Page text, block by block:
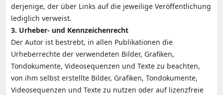
derjenige, der über Links auf die jeweilige Veröffentlichung
lediglich verweist.
3. Urheber- und Kennzeichenrecht
Der Autor ist bestrebt, in allen Publikationen die
Urheberrechte der verwendeten Bilder, Grafiken,
Tondokumente, Videosequenzen und Texte zu beachten,
von ihm selbst erstellte Bilder, Grafiken, Tondokumente,
Videosequenzen und Texte zu nutzen oder auf lizenzfreie